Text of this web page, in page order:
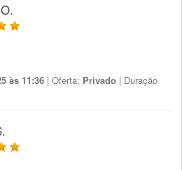
às 11:36 | Oferta: Privado | Duração